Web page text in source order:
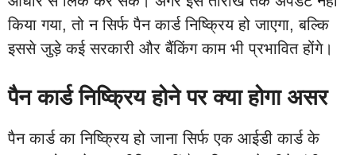
किया गया, तो न सिर्फ पैन कार्ड निष्क्रिय हो जाएगा, बल्कि
इससे जुड़े कई सरकारी और बैंकिंग काम भी प्रभावित होंगे।
पैन कार्ड निष्क्रिय होने पर क्या होगा असर
पैन कार्ड का निष्क्रिय हो जाना सिर्फ एक आईडी कार्ड के